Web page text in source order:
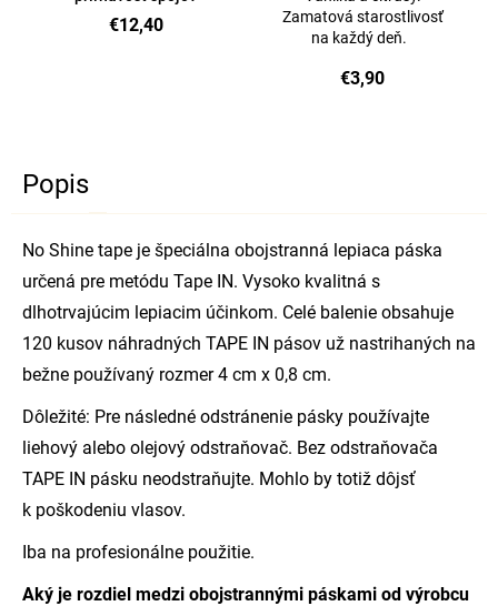
€12,40
Zamatová starostlivosť
na každý deň.
€3,90
Popis
No Shine tape je špeciálna obojstranná lepiaca páska
určená pre metódu Tape IN. Vysoko kvalitná s
dlhotrvajúcim lepiacim účinkom. Celé balenie obsahuje
120 kusov náhradných TAPE IN pásov už nastrihaných na
bežne používaný rozmer 4 cm x 0,8 cm.
Dôležité: Pre následné odstránenie pásky používajte
liehový alebo olejový odstraňovač. Bez odstraňovača
TAPE IN pásku neodstraňujte. Mohlo by totiž dôjsť
k poškodeniu vlasov.
Iba na profesionálne použitie.
Aký je rozdiel medzi obojstrannými páskami od výrobcu